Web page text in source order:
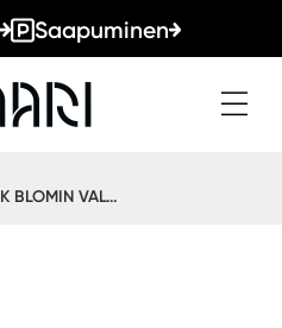
Saapuminen
THE ART OF SAILING – PATRICK BLOMIN VALOKUVANÄYTTELY KAAREN FINNFOTO-GALLERIASSA 1.10-29.11.2025